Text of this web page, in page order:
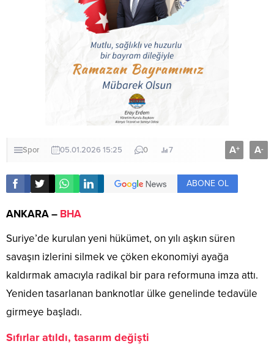
Spor 05.01.2026 15:25 0 7 A+ A-
ABONE OL
ANKARA – BHA
Suriye’de kurulan yeni hükümet, on yılı aşkın süren
savaşın izlerini silmek ve çöken ekonomiyi ayağa
kaldırmak amacıyla radikal bir para reformuna imza attı.
Yeniden tasarlanan banknotlar ülke genelinde tedavüle
girmeye başladı.
Sıfırlar atıldı, tasarım değişti